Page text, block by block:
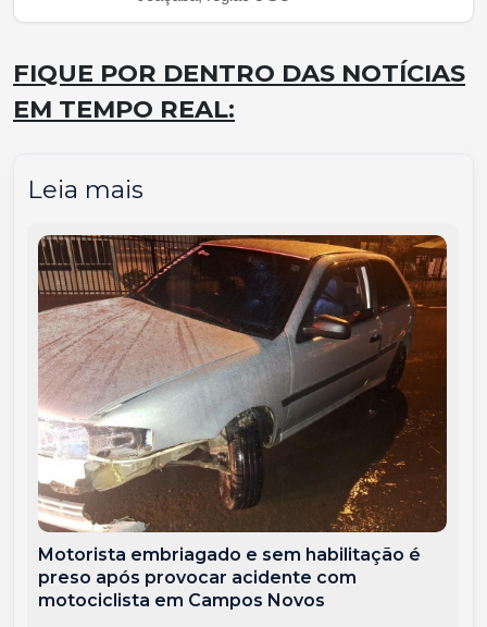
FIQUE POR DENTRO DAS NOTÍCIAS
EM TEMPO REAL:
Leia mais
Motorista embriagado e sem habilitação é
preso após provocar acidente com
motociclista em Campos Novos